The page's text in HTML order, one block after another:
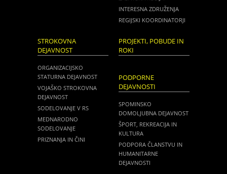
INTERESNA ZDRUŽENJA
REGIJSKI KOORDINATORJI
STROKOVNA
DEJAVNOST
ORGANIZACIJSKO
STATURNA DEJAVNOST
VOJAŠKO STROKOVNA
DEJAVNOST
SODELOVANJE V RS
MEDNARODNO
SODELOVANJE
PRIZNANJA IN ČINI
PROJEKTI, POBUDE IN
ROKI
PODPORNE
DEJAVNOSTI
SPOMINSKO
DOMOLJUBNA DEJAVNOST
ŠPORT, REKREACIJA IN
KULTURA
PODPORA ČLANSTVU IN
HUMANITARNE
DEJAVNOSTI